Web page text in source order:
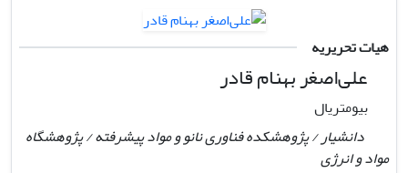
هیات تحریریه
علی‌اصغر بهنام قادر
بیومتریال
دانشیار / پژوهشکده فناوری نانو و مواد پیشرفته / پژوهشگاه
مواد و انرژی